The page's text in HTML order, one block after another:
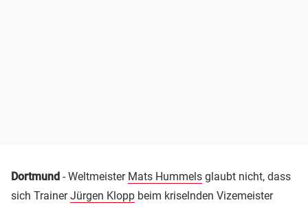
Dortmund - Weltmeister Mats Hummels glaubt nicht, dass
sich TrainerJürgen Klopp beim kriselnden Vizemeister